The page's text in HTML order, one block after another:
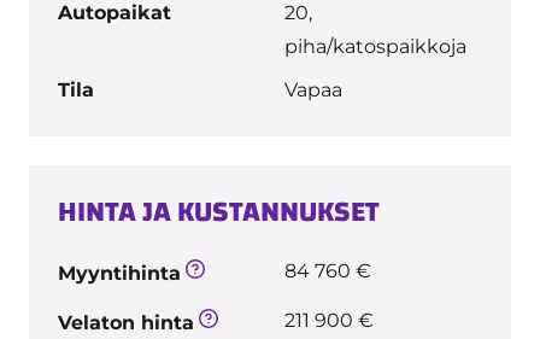
Autopaikat
20,
piha/katospaikkoja
Tila
Vapaa
HINTA JA KUSTANNUKSET
Myyntihinta 84 760 €
Velaton hinta 211 900 €